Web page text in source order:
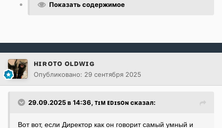
Показать содержимое
ʜɪʀᴏᴛᴏ ᴏʟᴅᴡɪɢ
Опубликовано: 29 сентября 2025
29.09.2025 в 14:36, ᴛɪᴍ ᴇᴅɪsᴏɴсказал:
Вот вот, если Директор как он говорит самый умный и